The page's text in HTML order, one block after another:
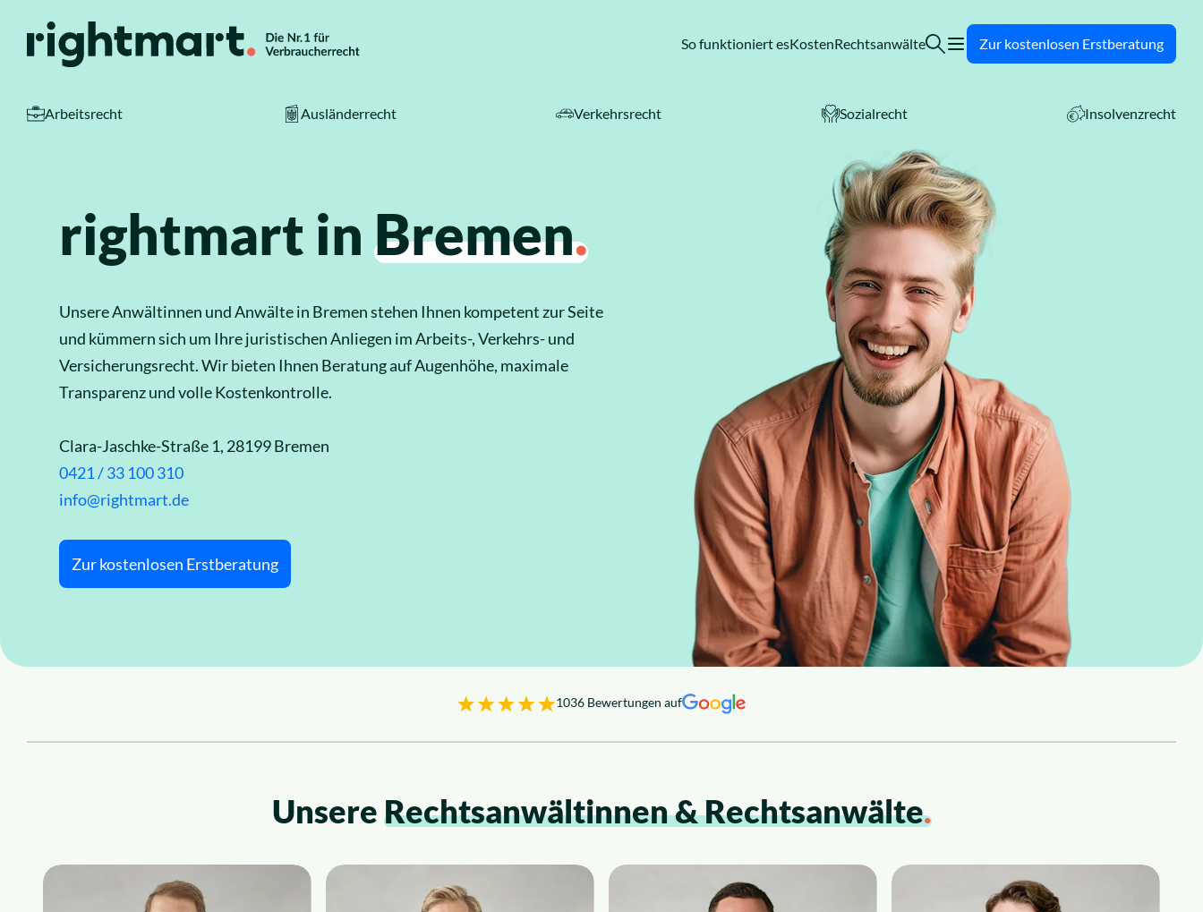
So funktioniert esKostenRechtsanwälte Zur kostenlosen Erstberatung
So funktioniert es
Standorte
Ratgeber
Über uns
Arbeitsrecht
Verkehrsrecht
Sozialrecht
Arbeitsrecht Ausländerrecht Verkehrsrecht Sozialrecht Insolvenzrecht
rightmart in Bremen.
Unsere Anwältinnen und Anwälte in Bremen stehen Ihnen kompetent zur Seite
und kümmern sich um Ihre juristischen Anliegen im Arbeits-, Verkehrs- und
Versicherungsrecht. Wir bieten Ihnen Beratung auf Augenhöhe, maximale
Transparenz und volle Kostenkontrolle.
Clara-Jaschke-Straße 1, 28199 Bremen
0421 / 33 100 310
info@rightmart.de
Zur kostenlosen Erstberatung
1036 Bewertungen auf
UnsereRechtsanwältinnen & Rechtsanwälte.